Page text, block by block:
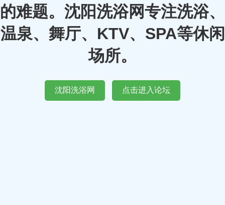
的难题。沈阳洗浴网专注洗浴、
温泉、舞厅、KTV、SPA等休闲
场所。
沈阳洗浴网 点击进入论坛